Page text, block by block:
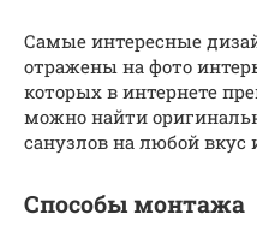
Самые интересные
отражены на фото
которых в интернете
можно найти
санузлов на любой
Способы монтажа